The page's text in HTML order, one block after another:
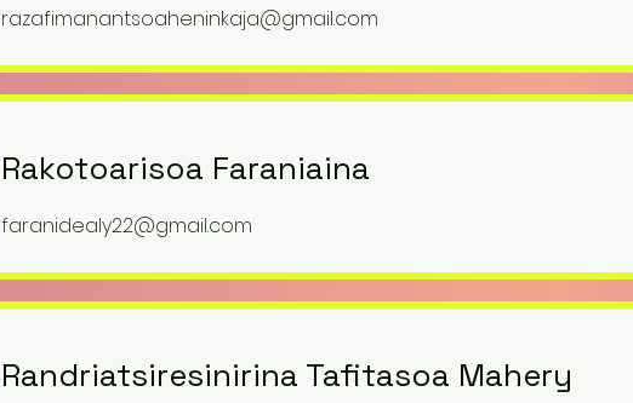
razafimanantsoaheninkaja@gmail.com
Rakotoarisoa Faraniaina
faranidealy22@gmail.com
Randriatsiresinirina Tafitasoa Mahery